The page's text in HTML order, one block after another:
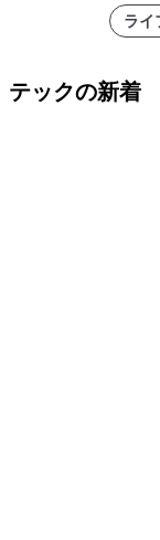
ライ
テックの新着